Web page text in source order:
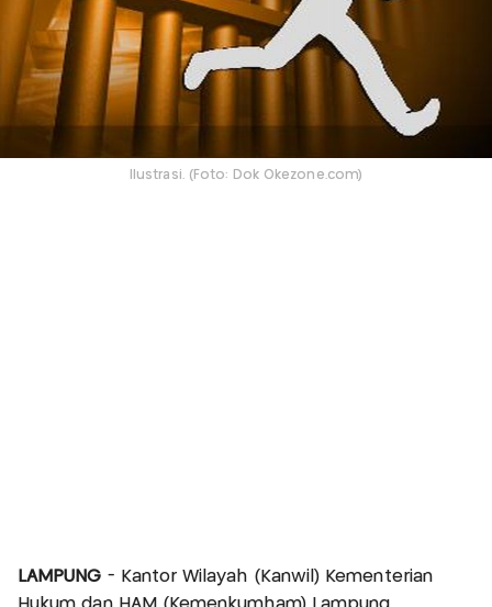
Ilustrasi. (Foto: Dok Okezone.com)
LAMPUNG - Kantor Wilayah (Kanwil) Kementerian